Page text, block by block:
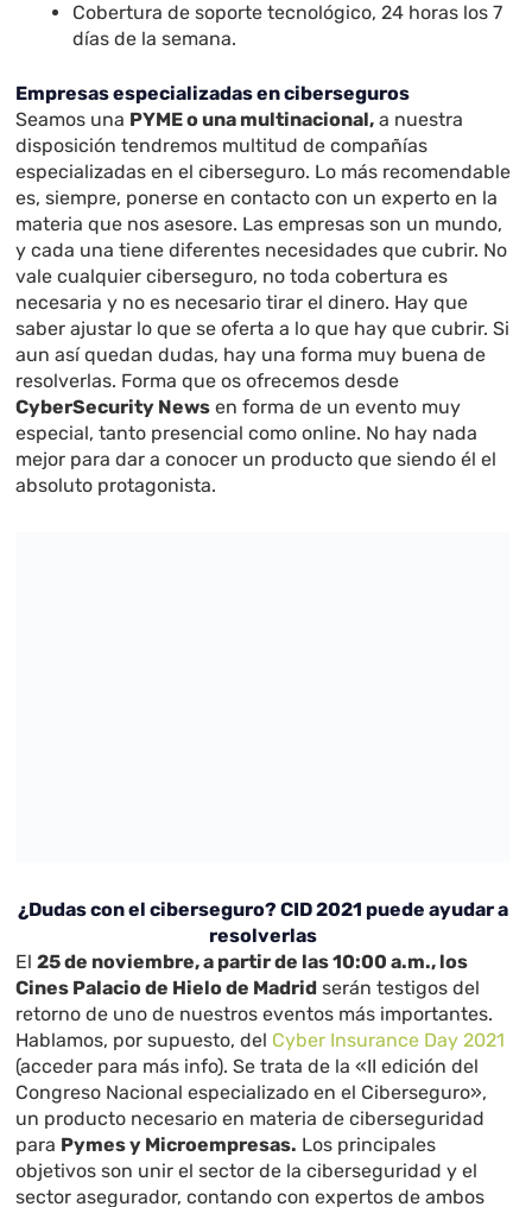
Cobertura de soporte tecnológico, 24 horas los 7
días de la semana.
Empresas especializadas en ciberseguros
Seamos una PYME o una multinacional, a nuestra
disposición tendremos multitud de compañías
especializadas en el ciberseguro. Lo más recomendable
es, siempre, ponerse en contacto con un experto en la
materia que nos asesore. Las empresas son un mundo,
y cada una tiene diferentes necesidades que cubrir. No
vale cualquier ciberseguro, no toda cobertura es
necesaria y no es necesario tirar el dinero. Hay que
saber ajustar lo que se oferta a lo que hay que cubrir. Si
aun así quedan dudas, hay una forma muy buena de
resolverlas. Forma que os ofrecemos desde
CyberSecurity News en forma de un evento muy
especial, tanto presencial como online. No hay nada
mejor para dar a conocer un producto que siendo él el
absoluto protagonista.
¿Dudas con el ciberseguro? CID 2021 puede ayudar a
resolverlas
El25 de noviembre, a partir de las 10:00 a.m., los
Cines Palacio de Hielo de Madrid serán testigos del
retorno de uno de nuestros eventos más importantes.
Hablamos, por supuesto, del Cyber Insurance Day 2021
(acceder para más info). Se trata de la «II edición del
Congreso Nacional especializado en el Ciberseguro»,
un producto necesario en materia de ciberseguridad
para Pymes y Microempresas. Los principales
objetivos son unir el sector de la ciberseguridad y el
sector asegurador, contando con expertos de ambos